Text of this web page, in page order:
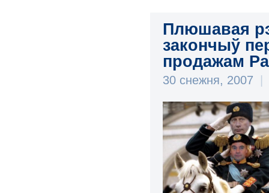
Плюшавая
закончыў
продажам
30 снежня, 2007 |